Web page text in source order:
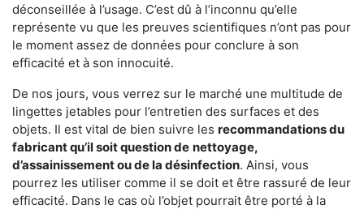
déconseillée à l’usage. C’est dû à l’inconnu qu’elle
représente vu que les preuves scientifiques n’ont pas pour
le moment assez de données pour conclure à son
efficacité et à son innocuité.
De nos jours, vous verrez sur le marché une multitude de
lingettes jetables pour l’entretien des surfaces et des
objets. Il est vital de bien suivre les recommandations du
fabricant qu’il soit question de nettoyage,
d’assainissement ou de la désinfection. Ainsi, vous
pourrez les utiliser comme il se doit et être rassuré de leur
efficacité. Dans le cas où l’objet pourrait être porté à la